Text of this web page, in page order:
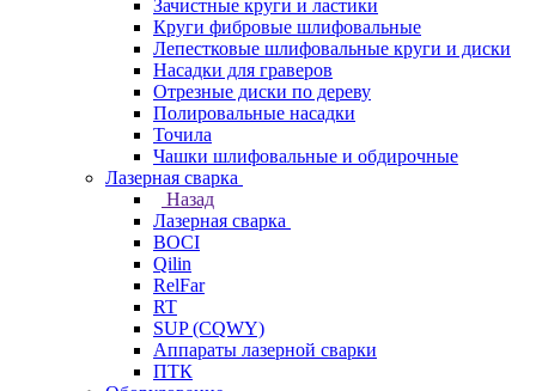
Зачистные круги и ластики
Круги фибровые шлифовальные
Лепестковые шлифовальные круги и диски
Насадки для граверов
Отрезные диски по дереву
Полировальные насадки
Точила
Чашки шлифовальные и обдирочные
Лазерная сварка
Назад
Лазерная сварка
BOCI
Qilin
RelFar
RT
SUP (CQWY)
Аппараты лазерной сварки
ПТК